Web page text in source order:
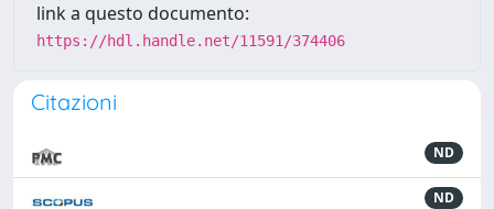
link a questo documento:
https://hdl.handle.net/11591/374406
Citazioni
ND
ND